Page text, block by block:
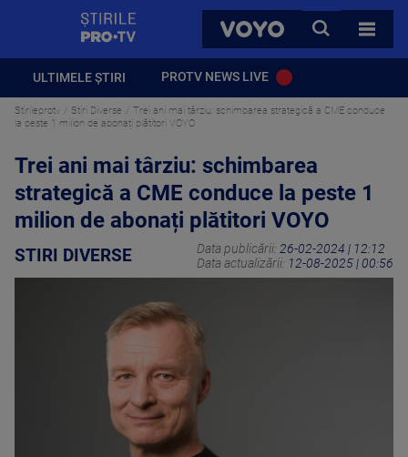
VOYO
CAUTA
TOATE
ULTIMELE ȘTIRI PROTV NEWS LIVE
Stirileprotv Stiri Diverse
Trei ani mai târziu: schimbarea strategică a CME conduce
la peste 1 milion de abonați plătitori VOYO
Trei ani mai târziu: schimbarea
strategică a CME conduce la peste 1
milion de abonați plătitori VOYO
STIRI DIVERSE Data publicării: 26-02-2024 | 12:12
Data actualizării: 12-08-2025 | 00:56